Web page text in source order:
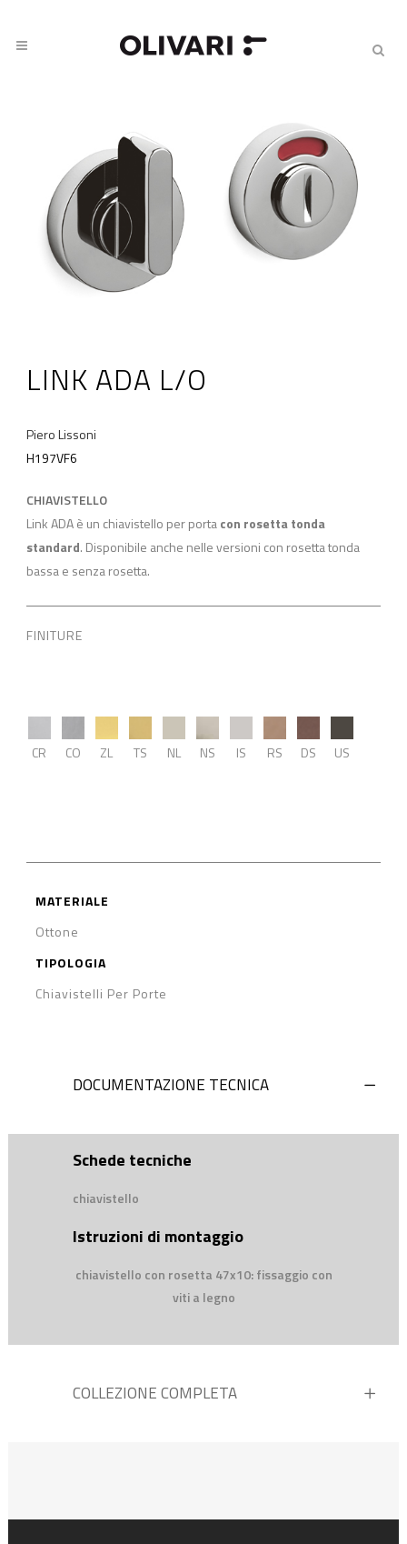
LINK ADA L/O
Piero Lissoni
H197VF6
CHIAVISTELLO
Link ADA è un chiavistello per portacon rosetta tonda
standard. Disponibile anche nelle versioni con rosetta tonda
bassa e senza rosetta.
FINITURE
CR CO ZL TS NL NS IS RS DS US
MATERIALE
Ottone
TIPOLOGIA
Chiavistelli Per Porte
DOCUMENTAZIONE TECNICA
Schede tecniche
chiavistello
Istruzioni di montaggio
chiavistello con rosetta 47x10: fissaggio con
viti a legno
COLLEZIONE COMPLETA